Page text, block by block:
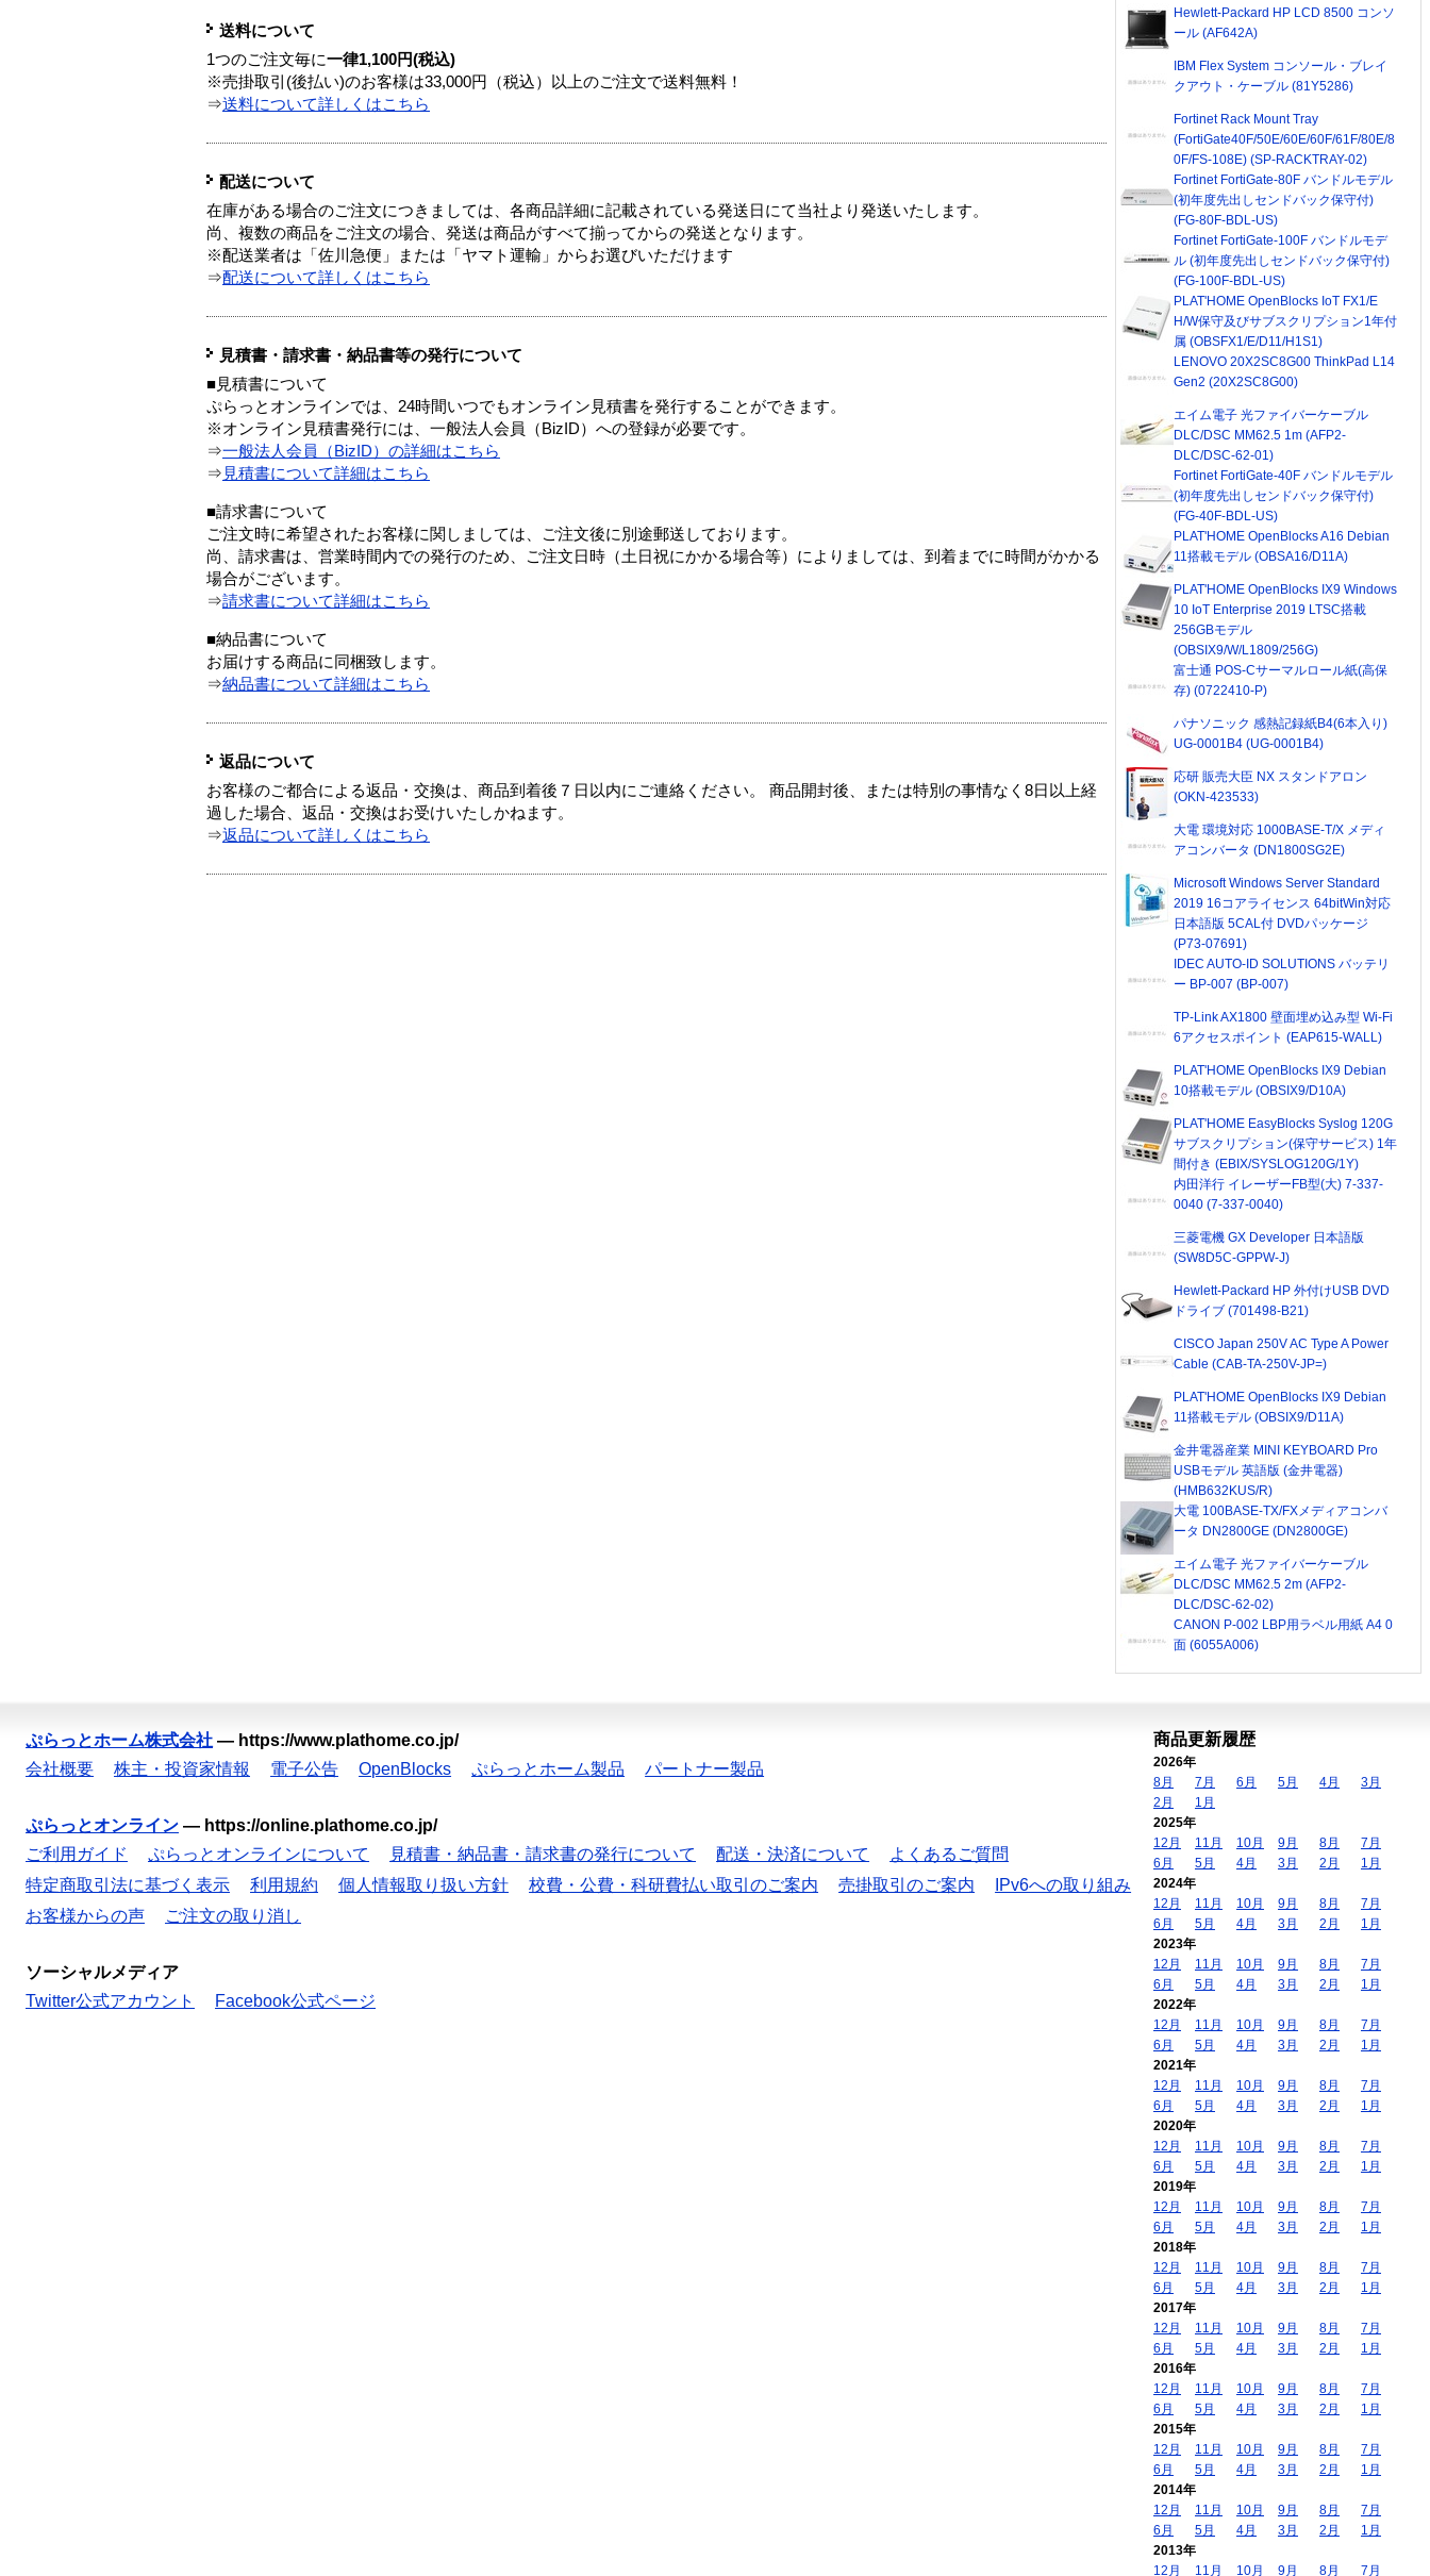
送料について
1つのご注文毎に一律1,100円(税込)
※売掛取引(後払い)のお客様は33,000円（税込）以上のご注文で送料無料！
⇒送料について詳しくはこちら
配送について
在庫がある場合のご注文につきましては、各商品詳細に記載されている発送日にて当社より発送いたします。
尚、複数の商品をご注文の場合、発送は商品がすべて揃ってからの発送となります。
※配送業者は「佐川急便」または「ヤマト運輸」からお選びいただけます
⇒配送について詳しくはこちら
見積書・請求書・納品書等の発行について
■見積書について
ぷらっとオンラインでは、24時間いつでもオンライン見積書を発行することができます。
※オンライン見積書発行には、一般法人会員（BizID）への登録が必要です。
⇒一般法人会員（BizID）の詳細はこちら
⇒ 見積書について詳細はこちら
■請求書について
ご注文時に希望されたお客様に関しましては、ご注文後に別途郵送しております。
尚、請求書は、営業時間内での発行のため、ご注文日時（土日祝にかかる場合等）によりましては、到着までに時間がかかる
場合がございます。
⇒請求書について詳細はこちら
■納品書について
お届けする商品に同梱致します。
⇒納品書について詳細はこちら
返品について
お客様のご都合による返品・交換は、商品到着後７日以内にご連絡ください。 商品開封後、または特別の事情なく8日以上経
過した場合、返品・交換はお受けいたしかねます。
⇒返品について詳しくはこちら
Hewlett-Packard HP LCD 8500 コンソ
ール (AF642A)
IBM Flex System コンソール・ブレイ
クアウト・ケーブル (81Y5286)
Fortinet Rack Mount Tray
(FortiGate40F/50E/60E/60F/61F/80E/8
0F/FS-108E) (SP-RACKTRAY-02)
Fortinet FortiGate-80F バンドルモデル
(初年度先出しセンドバック保守付)
(FG-80F-BDL-US)
Fortinet FortiGate-100F バンドルモデ
ル (初年度先出しセンドバック保守付)
(FG-100F-BDL-US)
PLAT'HOME OpenBlocks IoT FX1/E
H/W保守及びサブスクリプション1年付
属 (OBSFX1/E/D11/H1S1)
LENOVO 20X2SC8G00 ThinkPad L14
Gen2 (20X2SC8G00)
エイム電子 光ファイバーケーブル
DLC/DSC MM62.5 1m (AFP2-
DLC/DSC-62-01)
Fortinet FortiGate-40F バンドルモデル
(初年度先出しセンドバック保守付)
(FG-40F-BDL-US)
PLAT'HOME OpenBlocks A16 Debian
11搭載モデル (OBSA16/D11A)
PLAT'HOME OpenBlocks IX9 Windows
10 IoT Enterprise 2019 LTSC搭載
256GBモデル
(OBSIX9/W/L1809/256G)
富士通 POS-Cサーマルロール紙(高保
存) (0722410-P)
パナソニック 感熱記録紙B4(6本入り)
UG-0001B4 (UG-0001B4)
応研 販売大臣 NX スタンドアロン
(OKN-423533)
大電 環境対応 1000BASE-T/X メディ
アコンバータ (DN1800SG2E)
Microsoft Windows Server Standard
2019 16コアライセンス 64bitWin対応
日本語版 5CAL付 DVDパッケージ
(P73-07691)
IDEC AUTO-ID SOLUTIONS バッテリ
ー BP-007 (BP-007)
TP-Link AX1800 壁面埋め込み型 Wi-Fi
6アクセスポイント (EAP615-WALL)
PLAT'HOME OpenBlocks IX9 Debian
10搭載モデル (OBSIX9/D10A)
PLAT'HOME EasyBlocks Syslog 120G
サブスクリプション(保守サービス) 1年
間付き (EBIX/SYSLOG120G/1Y)
内田洋行 イレーザーFB型(大) 7-337-
0040 (7-337-0040)
三菱電機 GX Developer 日本語版
(SW8D5C-GPPW-J)
Hewlett-Packard HP 外付けUSB DVD
ドライブ (701498-B21)
CISCO Japan 250V AC Type A Power
Cable (CAB-TA-250V-JP=)
PLAT'HOME OpenBlocks IX9 Debian
11搭載モデル (OBSIX9/D11A)
金井電器産業 MINI KEYBOARD Pro
USBモデル 英語版 (金井電器)
(HMB632KUS/R)
大電 100BASE-TX/FXメディアコンバ
ータ DN2800GE (DN2800GE)
エイム電子 光ファイバーケーブル
DLC/DSC MM62.5 2m (AFP2-
DLC/DSC-62-02)
CANON P-002 LBP用ラベル用紙 A4 0
面 (6055A006)
ぷらっとホーム株式会社 — https://www.plathome.co.jp/
会社概要
株主・投資家情報 電子公告 OpenBlocks ぷらっとホーム製品 パートナー製品
ぷらっとオンライン — https://online.plathome.co.jp/
ご利用ガイド
ぷらっとオンラインについて 見積書・納品書・請求書の発行について 配送・決済について
よくあるご質問
特定商取引法に基づく表示
利用規約 個人情報取り扱い方針 校費・公費・科研費払い取引のご案内 売掛取引のご案内
IPv6への取り組み
お客様からの声
ご注文の取り消し
ソーシャルメディア
Twitter公式アカウント
Facebook公式ページ
商品更新履歴
2026年
8月
7月 6月 5月 4月
3月
2月
1月
2025年
12月
11月 10月 9月 8月
7月
6月
5月 4月 3月 2月
1月
2024年
12月
11月 10月 9月 8月
7月
6月
5月 4月 3月 2月
1月
2023年
12月
11月 10月 9月 8月
7月
6月
5月 4月 3月 2月
1月
2022年
12月
11月 10月 9月 8月
7月
6月
5月 4月 3月 2月
1月
2021年
12月
11月 10月 9月 8月
7月
6月
5月 4月 3月 2月
1月
2020年
12月
11月 10月 9月 8月
7月
6月
5月 4月 3月 2月
1月
2019年
12月
11月 10月 9月 8月
7月
6月
5月 4月 3月 2月
1月
2018年
12月
11月 10月 9月 8月
7月
6月
5月 4月 3月 2月
1月
2017年
12月
11月 10月 9月 8月
7月
6月
5月 4月 3月 2月
1月
2016年
12月
11月 10月 9月 8月
7月
6月
5月 4月 3月 2月
1月
2015年
12月
11月 10月 9月 8月
7月
6月
5月 4月 3月 2月
1月
2014年
12月
11月 10月 9月 8月
7月
6月
5月 4月 3月 2月
1月
2013年
12月
11月 10月 9月 8月 7月